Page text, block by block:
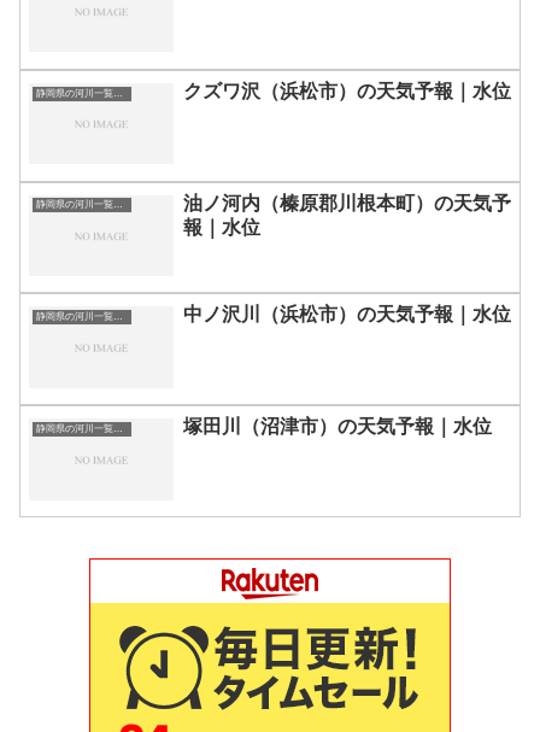
静岡県の河川一覧まとめ静岡県の河川を市町村別に一覧化しました。伊東市伊豆の国市伊豆市下田市賀茂郡河津町賀茂郡松崎町賀茂郡西伊豆町賀茂郡東伊豆町賀茂郡南伊豆町掛川市菊川市湖西市御前崎市御殿場市三島市周智郡森町駿東郡小山町駿東郡清水町駿東郡長泉町沼津市焼津市榛原郡吉田町榛原郡川根本町裾野市静岡市袋井市田方郡函南町島田市藤枝市熱海市磐田市浜松市富士宮市富士市牧之原市-静岡県の河川一覧 クズワ沢（浜松市）の天気予報｜水位
静岡県の河川一覧まとめ静岡県の河川を市町村別に一覧化しました。伊東市伊豆の国市伊豆市下田市賀茂郡河津町賀茂郡松崎町賀茂郡西伊豆町賀茂郡東伊豆町賀茂郡南伊豆町掛川市菊川市湖西市御前崎市御殿場市三島市周智郡森町駿東郡小山町駿東郡清水町駿東郡長泉町沼津市焼津市榛原郡吉田町榛原郡川根本町裾野市静岡市袋井市田方郡函南町島田市藤枝市熱海市磐田市浜松市富士宮市富士市牧之原市-静岡県の河川一覧
油ノ河内（榛原郡川根本町）の天気予
報｜水位
静岡県の河川一覧まとめ静岡県の河川を市町村別に一覧化しました。伊東市伊豆の国市伊豆市下田市賀茂郡河津町賀茂郡松崎町賀茂郡西伊豆町賀茂郡東伊豆町賀茂郡南伊豆町掛川市菊川市湖西市御前崎市御殿場市三島市周智郡森町駿東郡小山町駿東郡清水町駿東郡長泉町沼津市焼津市榛原郡吉田町榛原郡川根本町裾野市静岡市袋井市田方郡函南町島田市藤枝市熱海市磐田市浜松市富士宮市富士市牧之原市-静岡県の河川一覧 中ノ沢川（浜松市）の天気予報｜水位
静岡県の河川一覧まとめ静岡県の河川を市町村別に一覧化しました。伊東市伊豆の国市伊豆市下田市賀茂郡河津町賀茂郡松崎町賀茂郡西伊豆町賀茂郡東伊豆町賀茂郡南伊豆町掛川市菊川市湖西市御前崎市御殿場市三島市周智郡森町駿東郡小山町駿東郡清水町駿東郡長泉町沼津市焼津市榛原郡吉田町榛原郡川根本町裾野市静岡市袋井市田方郡函南町島田市藤枝市熱海市磐田市浜松市富士宮市富士市牧之原市-静岡県の河川一覧 塚田川（沼津市）の天気予報｜水位